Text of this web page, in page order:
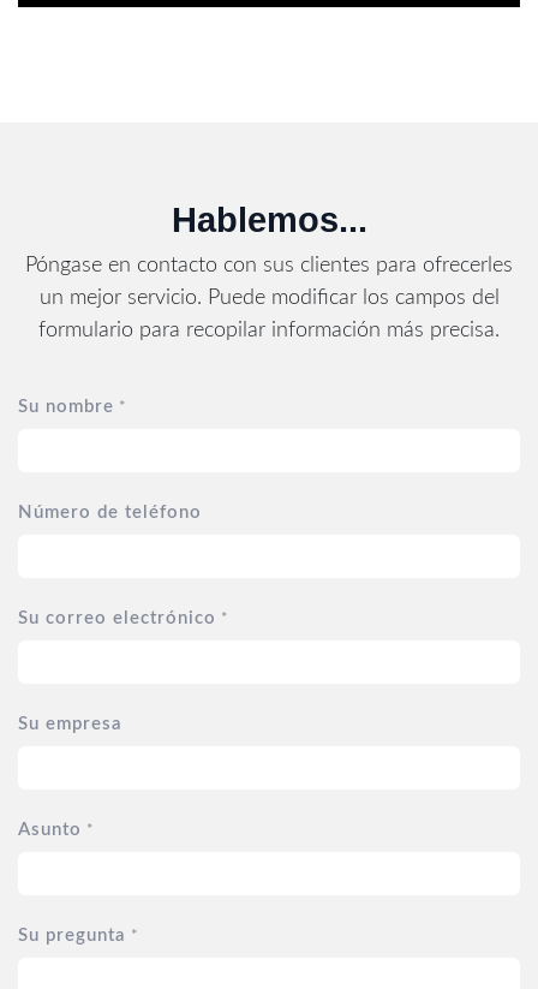
Hablemos...
Póngase en contacto con sus clientes para ofrecerles
un mejor servicio. Puede modificar los campos del
formulario para recopilar información más precisa.
Su nombre *
Número de teléfono
Su correo electrónico *
Su empresa
Asunto *
Su pregunta *